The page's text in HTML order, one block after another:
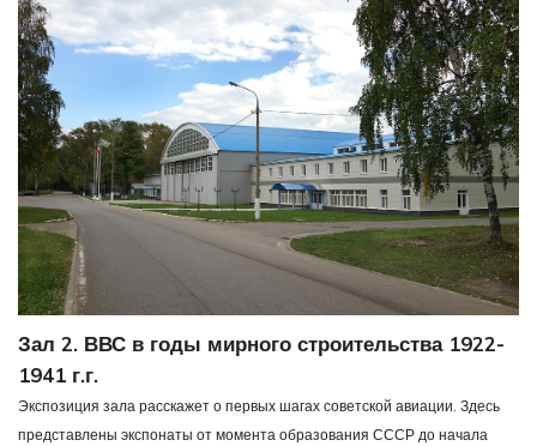
Зал 2. ВВС в годы мирного строительства 1922-
1941 г.г.
Экспозиция зала расскажет о первых шагах советской авиации. Здесь
представлены экспонаты от момента образования СССР до начала